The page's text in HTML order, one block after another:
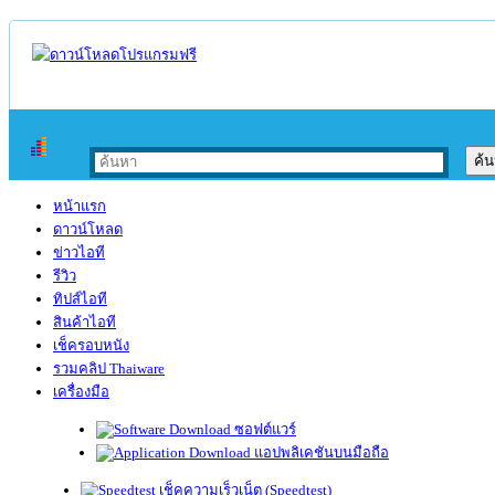
หน้าแรก
ดาวน์โหลด
ข่าวไอที
รีวิว
ทิปส์ไอที
สินค้าไอที
เช็ครอบหนัง
รวมคลิป Thaiware
เครื่องมือ
ซอฟต์แวร์
แอปพลิเคชันบนมือถือ
เช็คความเร็วเน็ต (Speedtest)